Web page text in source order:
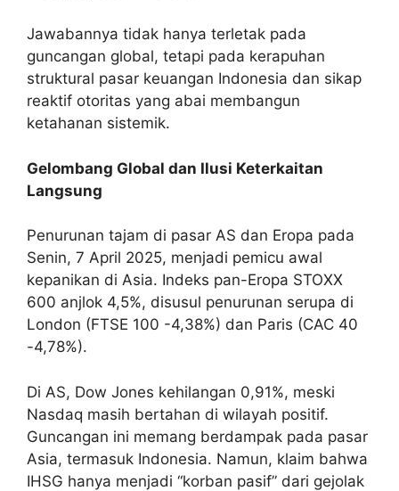
Jawabannya tidak hanya terletak pada
guncangan global, tetapi pada kerapuhan
struktural pasar keuangan Indonesia dan sikap
reaktif otoritas yang abai membangun
ketahanan sistemik.
Gelombang Global dan Ilusi Keterkaitan
Langsung
Penurunan tajam di pasar AS dan Eropa pada
Senin, 7 April 2025, menjadi pemicu awal
kepanikan di Asia. Indeks pan-Eropa STOXX
600 anjlok 4,5%, disusul penurunan serupa di
London (FTSE 100 -4,38%) dan Paris (CAC 40
-4,78%).
Di AS, Dow Jones kehilangan 0,91%, meski
Nasdaq masih bertahan di wilayah positif.
Guncangan ini memang berdampak pada pasar
Asia, termasuk Indonesia. Namun, klaim bahwa
IHSG hanya menjadi “korban pasif” dari gejolak